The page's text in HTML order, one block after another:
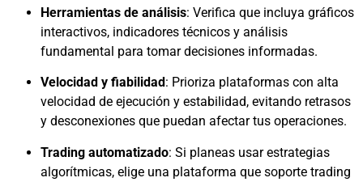
Herramientas de análisis: Verifica que incluya gráficos
interactivos, indicadores técnicos y análisis
fundamental para tomar decisiones informadas.
Velocidad y fiabilidad : Prioriza plataformas con alta
velocidad de ejecución y estabilidad, evitando retrasos
y desconexiones que puedan afectar tus operaciones.
Trading automatizado: Si planeas usar estrategias
algorítmicas, elige una plataforma que soporte trading